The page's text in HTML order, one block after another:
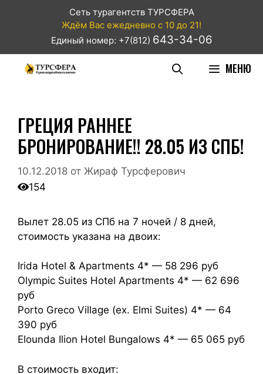
Сеть турагентств ТУРСФЕРА
Ждём Вас ежедневно с 10 до 21!
Единый номер: +7(812) 643-34-06
МЕНЮ
ГРЕЦИЯ РАННЕЕ
БРОНИРОВАНИЕ!! 28.05 ИЗ СПБ!
10.12.2018 от Жираф Турсферович
154
Вылет 28.05 из СПб на 7 ночей / 8 дней,
стоимость указана на двоих:
Irida Hotel & Apartments 4* — 58 296 руб
Olympic Suites Hotel Apartments 4* — 62 696
руб
Porto Greco Village (ex. Elmi Suites) 4* — 64
390 руб
Elounda Ilion Hotel Bungalows 4* — 65 065 руб
В стоимость входит: